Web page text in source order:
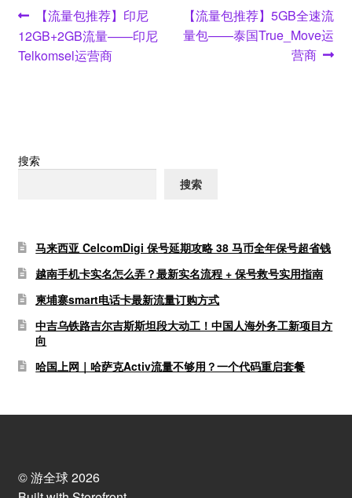
文
章
Previous
post:
【流量包推荐】印尼
12GB+2GB流量——印尼
Telkomsel运营商
Next
post:
【流量包推荐】5GB全速流
量包——泰国True_Move运
营商
搜索
搜索
马来西亚 CelcomDigi 保号延期攻略 38 马币全年保号超省钱
越南手机卡实名怎么弄？最新实名流程 + 保号救号实用指南
柬埔寨smart电话卡最新流量订购方式
中吉乌铁路吉尔吉斯斯坦段大动工！中国人海外务工新项目方
向
哈国上网｜哈萨克Activ流量不够用？一个代码重启套餐
© 游全球 2026